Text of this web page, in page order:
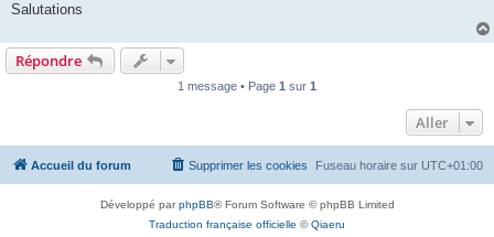
Salutations
Répondre
1 message • Page 1 sur 1
Aller
Accueil du forum Fuseau horaire sur UTC+01:00
Supprimer les cookies
Développé parphpBB® Forum Software © phpBB Limited
Traduction française officielle ©Qiaeru